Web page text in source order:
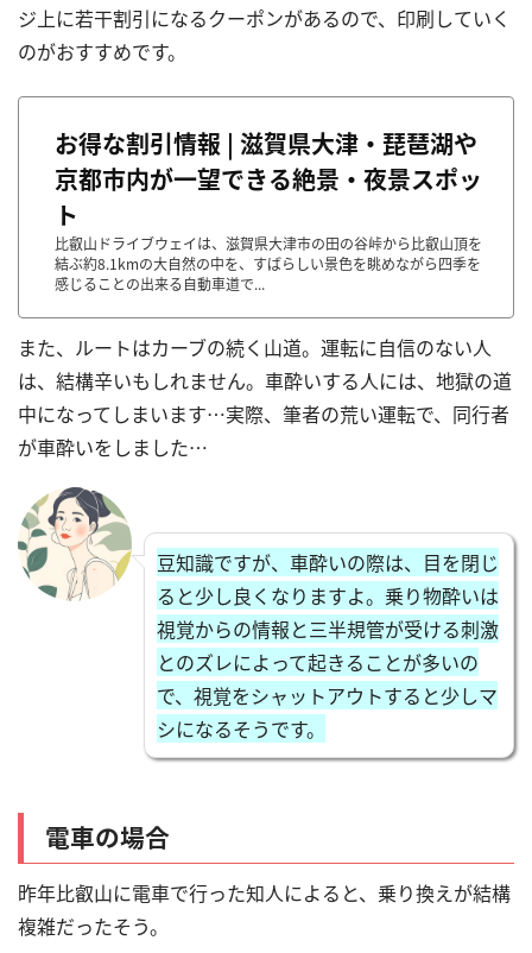
ジ上に若干割引になるクーポンがあるので、印刷していく
のがおすすめです。
お得な割引情報 | 滋賀県大津・琵琶湖や
京都市内が一望できる絶景・夜景スポッ
ト
比叡山ドライブウェイは、滋賀県大津市の田の谷峠から比叡山頂を
結ぶ約8.1kmの大自然の中を、すばらしい景色を眺めながら四季を
感じることの出来る自動車道で...
また、ルートはカーブの続く山道。運転に自信のない人
は、結構辛いもしれません。車酔いする人には、地獄の道
中になってしまいます…実際、筆者の荒い運転で、同行者
が車酔いをしました…
豆知識ですが、車酔いの際は、目を閉じ
ると少し良くなりますよ。乗り物酔いは
視覚からの情報と三半規管が受ける刺激
とのズレによって起きることが多いの
で、視覚をシャットアウトすると少しマ
シになるそうです。
電車の場合
昨年比叡山に電車で行った知人によると、乗り換えが結構
複雑だったそう。